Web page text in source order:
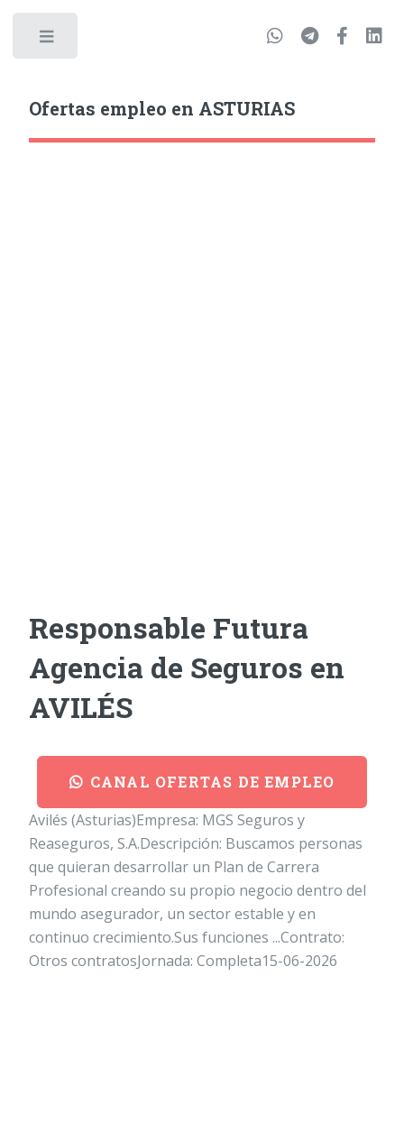
Ofertas empleo en ASTURIAS
Responsable Futura
Agencia de Seguros en
AVILÉS
CANAL OFERTAS DE EMPLEO
Avilés (Asturias)Empresa: MGS Seguros y
Reaseguros, S.A.Descripción: Buscamos personas
que quieran desarrollar un Plan de Carrera
Profesional creando su propio negocio dentro del
mundo asegurador, un sector estable y en
continuo crecimiento.Sus funciones ...Contrato:
Otros contratosJornada: Completa15-06-2026